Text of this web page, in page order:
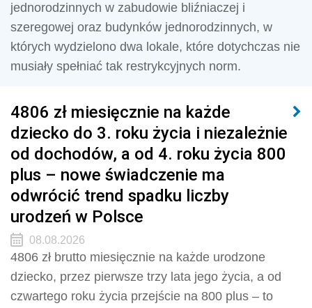
jednorodzinnych w zabudowie bliźniaczej i
szeregowej oraz budynków jednorodzinnych, w
których wydzielono dwa lokale, które dotychczas nie
musiały spełniać tak restrykcyjnych norm.
4806 zł miesięcznie na każde
dziecko do 3. roku życia i niezależnie
od dochodów, a od 4. roku życia 800
plus – nowe świadczenie ma
odwrócić trend spadku liczby
urodzeń w Polsce
08.08.2026
4806 zł brutto miesięcznie na każde urodzone
dziecko, przez pierwsze trzy lata jego życia, a od
czwartego roku życia przejście na 800 plus – to